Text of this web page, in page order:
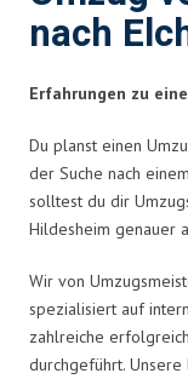
nach
Erfahrungen zu
Du planst einen
der Suche nach
solltest du dir
Hildesheim genauer
Wir von
spezialisiert auf
zahlreiche
durchgeführt.